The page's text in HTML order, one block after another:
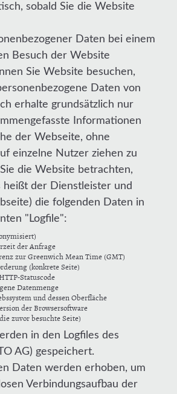
sobald Sie die Website
Daten bei einem
Besuch der Website
Sie Website besuchen,
Daten von
erhalte grundsätzlich nur
Informationen
der Webseite, ohne
einzelne Nutzer ziehen zu
die Website betrachten,
heißt der Dienstleister und
die folgenden Daten in
"Logfile":
der Anfrage
zur Greenwich Mean Time (GMT)
(konkrete Seite)
Statuscode
Datenmenge
und dessen Oberfläche
der Browsersoftware
zuvor besuchte Seite)
in den Logfiles des
AG) gespeichert.
Daten werden erhoben, um
Verbindungsaufbau der